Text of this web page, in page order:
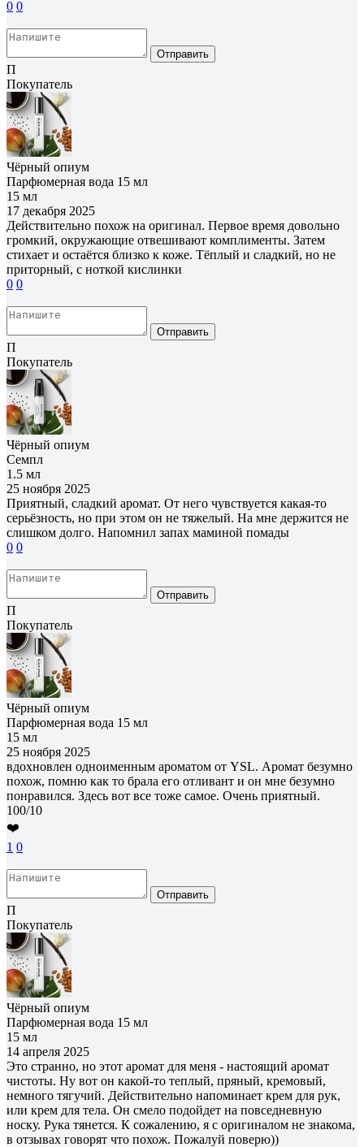
0 0
Отправить
П
Покупатель
Чёрный опиум
Парфюмерная вода 15 мл
15 мл
17 декабря 2025
Действительно похож на оригинал. Первое время довольно
громкий, окружающие отвешивают комплименты. Затем
стихает и остаётся близко к коже. Тёплый и сладкий, но не
приторный, с ноткой кислинки
0 0
Отправить
П
Покупатель
Чёрный опиум
Семпл
1.5 мл
25 ноября 2025
Приятный, сладкий аромат. От него чувствуется какая-то
серьёзность, но при этом он не тяжелый. На мне держится не
слишком долго. Напомнил запах маминой помады
0 0
Отправить
П
Покупатель
Чёрный опиум
Парфюмерная вода 15 мл
15 мл
25 ноября 2025
вдохновлен одноименным ароматом от YSL. Аромат безумно
похож, помню как то брала его отливант и он мне безумно
понравился. Здесь вот все тоже самое. Очень приятный.
100/10
❤️
1 0
Отправить
П
Покупатель
Чёрный опиум
Парфюмерная вода 15 мл
15 мл
14 апреля 2025
Это странно, но этот аромат для меня - настоящий аромат
чистоты. Ну вот он какой-то теплый, пряный, кремовый,
немного тягучий. Действительно напоминает крем для рук,
или крем для тела. Он смело подойдет на повседневную
носку. Рука тянется. К сожалению, я с оригиналом не знакома,
в отзывах говорят что похож. Пожалуй поверю))